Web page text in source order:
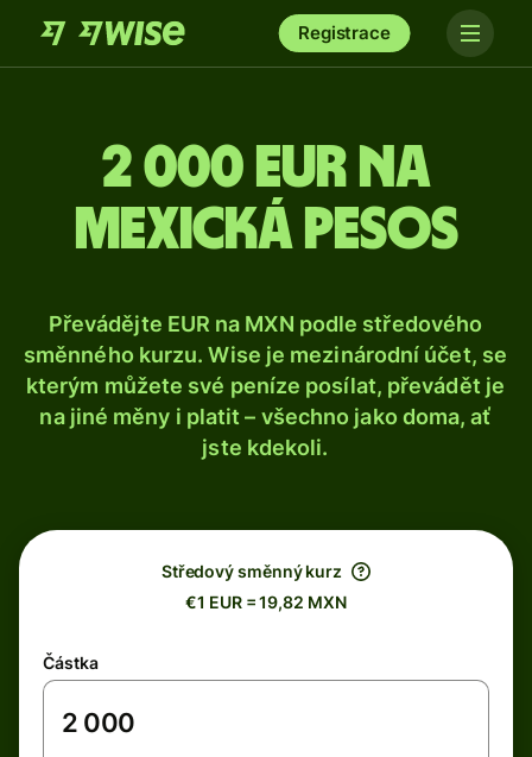
Registrace
2 000 eur na
mexická pesos
Převádějte EUR na MXN podle středového
směnného kurzu. Wise je mezinárodní účet, se
kterým můžete své peníze posílat, převádět je
na jiné měny i platit – všechno jako doma, ať
jste kdekoli.
Středový směnný kurz
€1 EUR = 19,82 MXN
Částka